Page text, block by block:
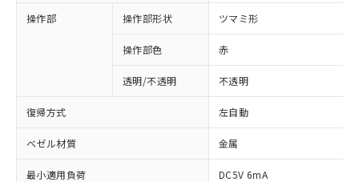
操作部 操作部形状 ツマミ形
操作部色 赤
透明/不透明 不透明
復帰方式 左自動
ベゼル材質 金属
最小適用負荷 DC5V 6mA